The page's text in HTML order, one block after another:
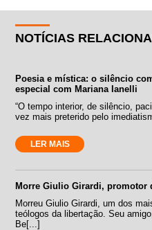
NOTÍCIAS
Poesia e mística: o silêncio
especial com Mariana Ianelli
“O tempo interior, de silêncio,
vez mais preterido pelo
LER MAIS
Morre Giulio Girardi, promotor
Morreu Giulio Girardi, um dos
teólogos da libertação. Seu
Be[...]